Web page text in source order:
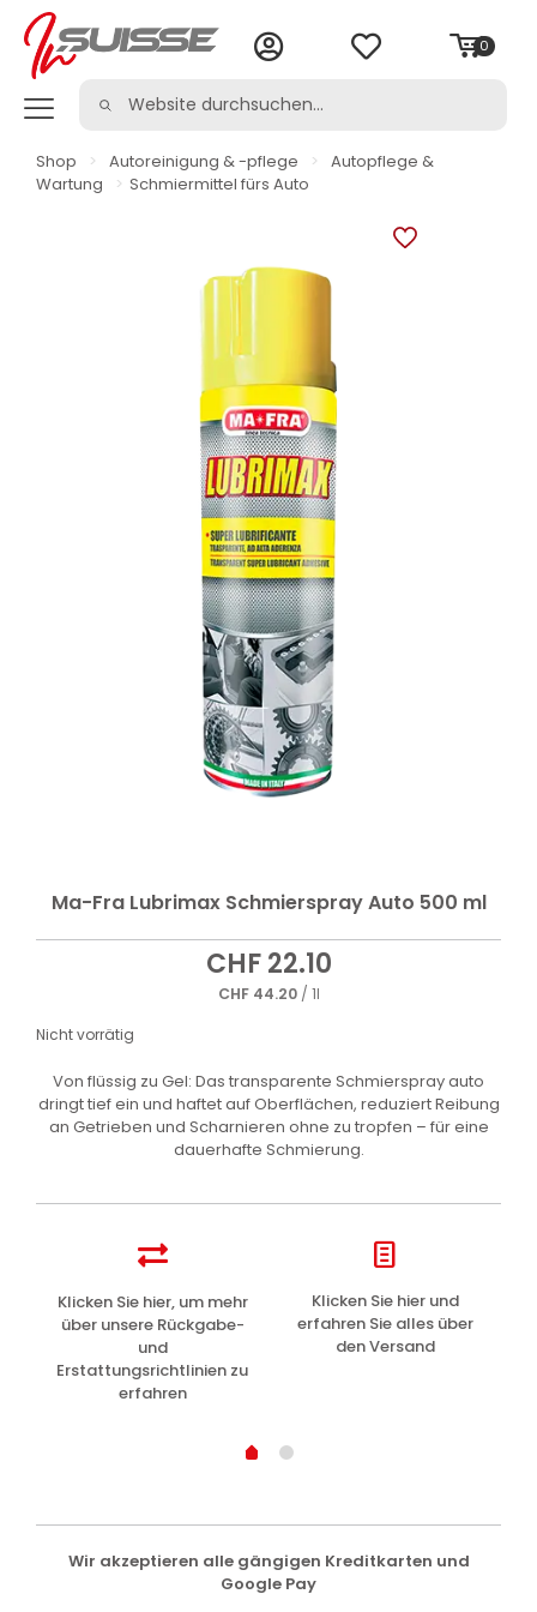
0
Shop > Autoreinigung & -pflege >
Autopflege &
Wartung
> Schmiermittel fürs Auto
Ma-Fra Lubrimax Schmierspray Auto 500 ml
CHF22.10
CHF44.20/ 1l
Nicht vorrätig
Von flüssig zu Gel: Das transparente Schmierspray auto
dringt tief ein und haftet auf Oberflächen, reduziert Reibung
an Getrieben und Scharnieren ohne zu tropfen – für eine
dauerhafte Schmierung.
Klicken Sie hier, um mehr
über unsere Rückgabe-
und
Erstattungsrichtlinien zu
erfahren
Klicken Sie hier und
erfahren Sie alles über
den Versand
Wir akzeptieren alle gängigen Kreditkarten und
Google Pay